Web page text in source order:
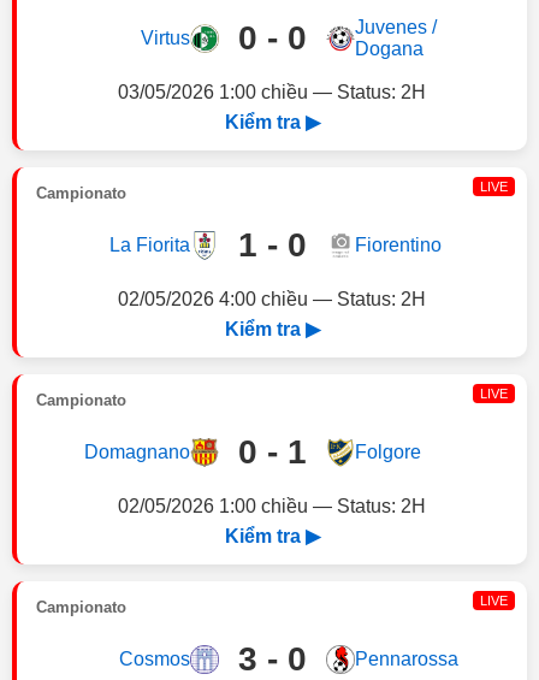
Virtus 0 - 0
Juvenes /
Dogana
03/05/2026 1:00 chiều — Status: 2H
Kiểm tra ▶
Campionato LIVE
La Fiorita 1 - 0 Fiorentino
02/05/2026 4:00 chiều — Status: 2H
Kiểm tra ▶
Campionato LIVE
Domagnano 0 - 1 Folgore
02/05/2026 1:00 chiều — Status: 2H
Kiểm tra ▶
Campionato LIVE
Cosmos 3 - 0 Pennarossa